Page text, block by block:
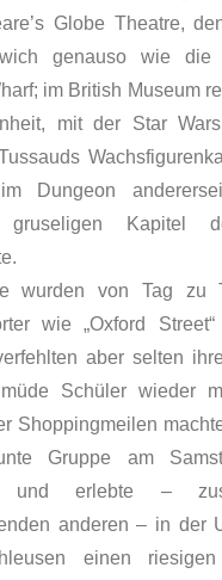
Globe Theatre,
genauso wie die
im British Museum
mit der Star
Dungeon
gruseligen Kapitel
wurden von Tag zu
wie „Oxford
aber selten
Schüler wieder
Shoppingmeilen
Gruppe am
und erlebte –
anderen – in der
einen